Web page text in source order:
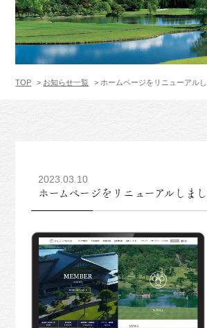
TOP お知らせ一覧 ホームページをリニューアル
2023.03.10
ホームページをリニューアルしま